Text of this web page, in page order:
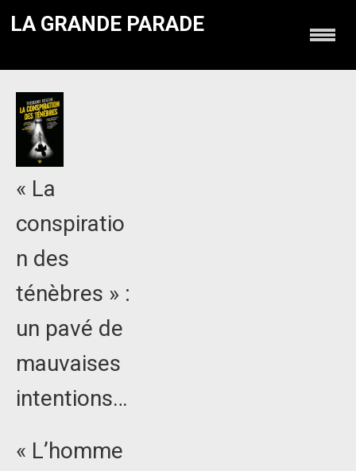
LA GRANDE PARADE
« La
conspiratio
n des
ténèbres » :
un pavé de
mauvaises
intentions…
« L’homme